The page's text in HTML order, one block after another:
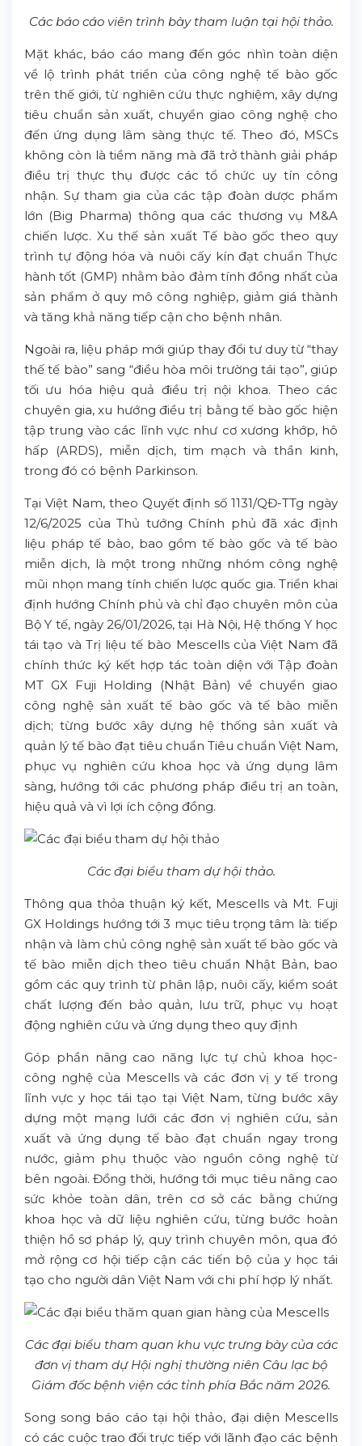
Các báo cáo viên trình bày tham luận tại hội thảo.
Mặt khác, báo cáo mang đến góc nhìn toàn diện
về lộ trình phát triển của công nghệ tế bào gốc
trên thế giới, từ nghiên cứu thực nghiệm, xây dựng
tiêu chuẩn sản xuất, chuyển giao công nghệ cho
đến ứng dụng lâm sàng thực tế. Theo đó, MSCs
không còn là tiềm năng mà đã trở thành giải pháp
điều trị thực thụ được các tổ chức uy tín công
nhận. Sự tham gia của các tập đoàn dược phẩm
lớn (Big Pharma) thông qua các thương vụ M&A
chiến lược. Xu thế sản xuất Tế bào gốc theo quy
trình tự động hóa và nuôi cấy kín đạt chuẩn Thực
hành tốt (GMP) nhằm bảo đảm tính đồng nhất của
sản phẩm ở quy mô công nghiệp, giảm giá thành
và tăng khả năng tiếp cận cho bệnh nhân.
Ngoài ra, liệu pháp mới giúp thay đổi tư duy từ “thay
thế tế bào” sang “điều hòa môi trường tái tạo”, giúp
tối ưu hóa hiệu quả điều trị nội khoa. Theo các
chuyên gia, xu hướng điều trị bằng tế bào gốc hiện
tập trung vào các lĩnh vực như cơ xương khớp, hô
hấp (ARDS), miễn dịch, tim mạch và thần kinh,
trong đó có bệnh Parkinson.
Tại Việt Nam, theo Quyết định số 1131/QĐ-TTg ngày
12/6/2025 của Thủ tướng Chính phủ đã xác định
liệu pháp tế bào, bao gồm tế bào gốc và tế bào
miễn dịch, là một trong những nhóm công nghệ
mũi nhọn mang tính chiến lược quốc gia. Triển khai
định hướng Chính phủ và chỉ đạo chuyên môn của
Bộ Y tế, ngày 26/01/2026, tại Hà Nội, Hệ thống Y học
tái tạo và Trị liệu tế bào Mescells của Việt Nam đã
chính thức ký kết hợp tác toàn diện với Tập đoàn
MT GX Fuji Holding (Nhật Bản) về chuyển giao
công nghệ sản xuất tế bào gốc và tế bào miễn
dịch; từng bước xây dựng hệ thống sản xuất và
quản lý tế bào đạt tiêu chuẩn Tiêu chuẩn Việt Nam,
phục vụ nghiên cứu khoa học và ứng dụng lâm
sàng, hướng tới các phương pháp điều trị an toàn,
hiệu quả và vì lợi ích cộng đồng.
Các đại biểu tham dự hội thảo.
Thông qua thỏa thuận ký kết, Mescells và Mt. Fuji
GX Holdings hướng tới 3 mục tiêu trọng tâm là: tiếp
nhận và làm chủ công nghệ sản xuất tế bào gốc và
tế bào miễn dịch theo tiêu chuẩn Nhật Bản, bao
gồm các quy trình từ phân lập, nuôi cấy, kiểm soát
chất lượng đến bảo quản, lưu trữ, phục vụ hoạt
động nghiên cứu và ứng dụng theo quy định
Góp phần nâng cao năng lực tự chủ khoa học-
công nghệ của Mescells và các đơn vị y tế trong
lĩnh vực y học tái tạo tại Việt Nam, từng bước xây
dựng một mạng lưới các đơn vị nghiên cứu, sản
xuất và ứng dụng tế bào đạt chuẩn ngay trong
nước, giảm phụ thuộc vào nguồn công nghệ từ
bên ngoài. Đồng thời, hướng tới mục tiêu nâng cao
sức khỏe toàn dân, trên cơ sở các bằng chứng
khoa học và dữ liệu nghiên cứu, từng bước hoàn
thiện hồ sơ pháp lý, quy trình chuyên môn, qua đó
mở rộng cơ hội tiếp cận các tiến bộ của y học tái
tạo cho người dân Việt Nam với chi phí hợp lý nhất.
Các đại biểu tham quan khu vực trưng bày của các
đơn vị tham dự Hội nghị thường niên Câu lạc bộ
Giám đốc bệnh viện các tỉnh phía Bắc năm 2026.
Song song báo cáo tại hội thảo, đại diện Mescells
có các cuộc trao đổi trực tiếp với lãnh đạo các bệnh